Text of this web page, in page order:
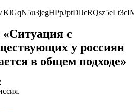
с
у россиян
в общем подходе»